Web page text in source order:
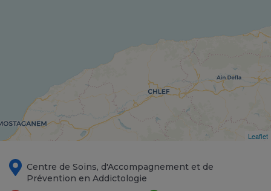
Leaflet
Centre de Soins, d'Accompagnement et de
Prévention en Addictologie